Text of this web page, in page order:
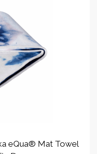
eQua® Mat Towel